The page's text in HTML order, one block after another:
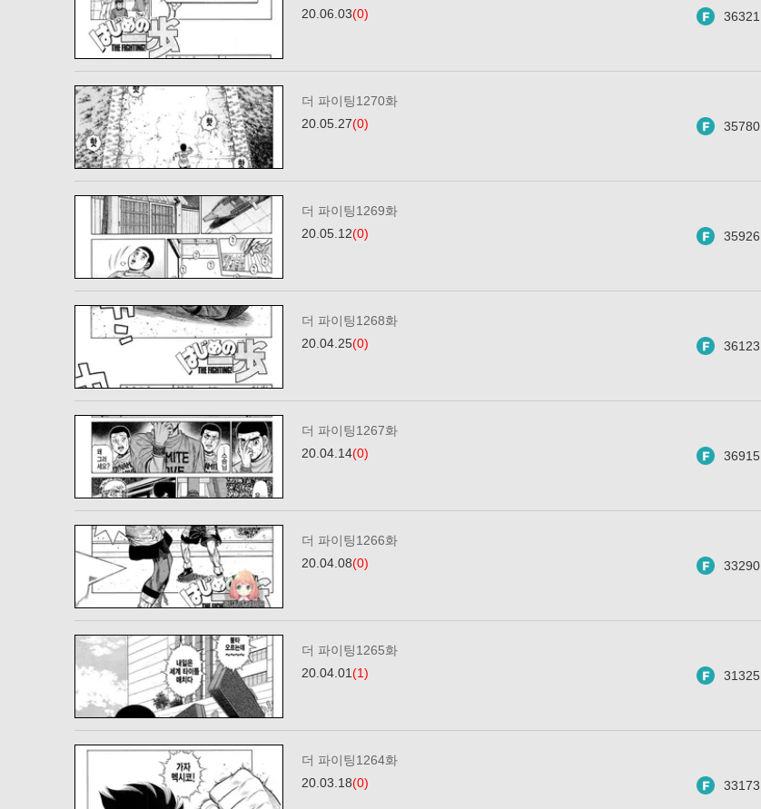
20.06.03(0) 36321
더 파이팅1270화
20.05.27(0) 35780
더 파이팅1269화
20.05.12(0) 35926
더 파이팅1268화
20.04.25(0) 36123
더 파이팅1267화
20.04.14(0) 36915
더 파이팅1266화
20.04.08(0) 33290
더 파이팅1265화
20.04.01(1) 31325
더 파이팅1264화
20.03.18(0) 33173